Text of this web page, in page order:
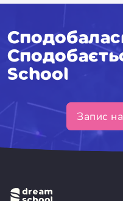
School
Запис